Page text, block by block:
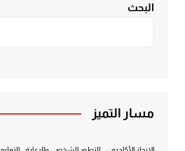
البحث
مسار التميز